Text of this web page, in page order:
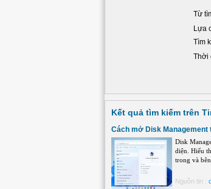
Từ
Lựa
Tìm
Thời
Kết quả tìm kiếm trên
Cách mở Disk Management
Disk
diện. Hiểu
trong và
Nguồn tin :